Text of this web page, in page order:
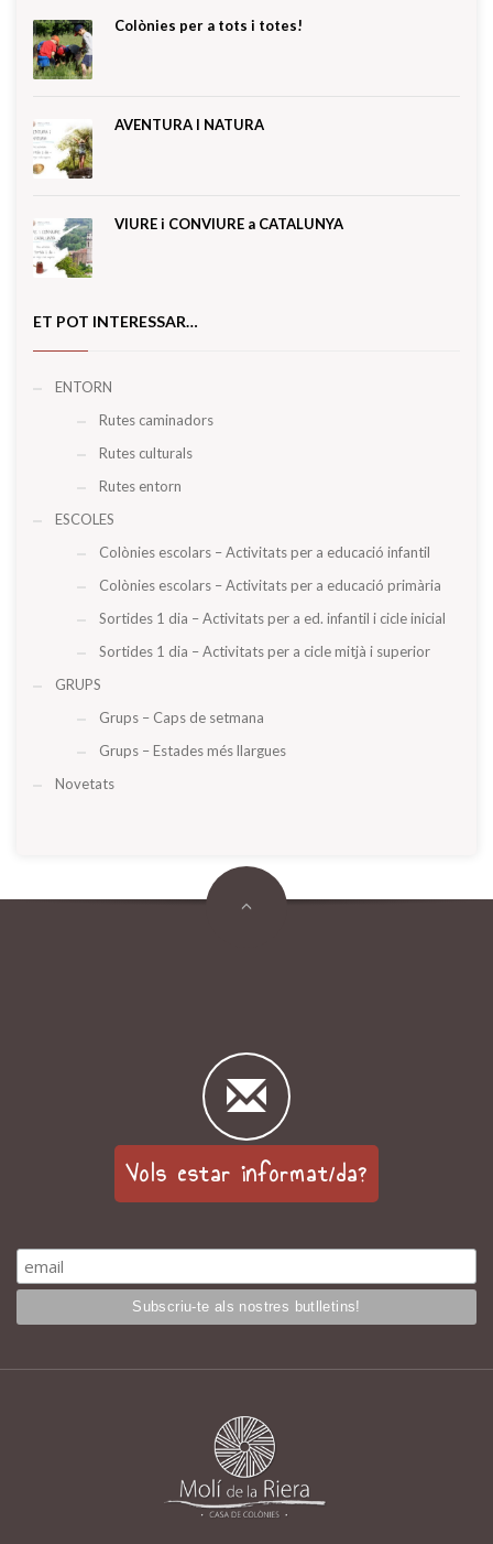
Colònies per a tots i totes!
AVENTURA I NATURA
VIURE i CONVIURE a CATALUNYA
ET POT INTERESSAR…
ENTORN
Rutes caminadors
Rutes culturals
Rutes entorn
ESCOLES
Colònies escolars – Activitats per a educació infantil
Colònies escolars – Activitats per a educació primària
Sortides 1 dia – Activitats per a ed. infantil i cicle inicial
Sortides 1 dia – Activitats per a cicle mitjà i superior
GRUPS
Grups – Caps de setmana
Grups – Estades més llargues
Novetats
Vols estar informat/da?